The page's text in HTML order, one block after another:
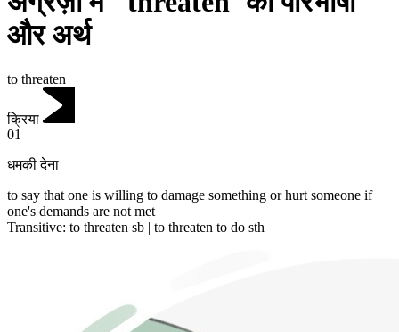
और अर्थ
to threaten
क्रिया
01
धमकी देना
to say that one is willing to damage something or hurt someone if
one's demands are not met
Transitive: to threaten sb | to threaten to do sth